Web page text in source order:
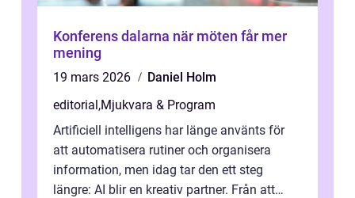
Konferens dalarna när möten får mer
mening
19 mars 2026
Daniel Holm
editorial,Mjukvara & Program
Artificiell intelligens har länge använts för
att automatisera rutiner och organisera
information, men idag tar den ett steg
längre: AI blir en kreativ partner. Från att